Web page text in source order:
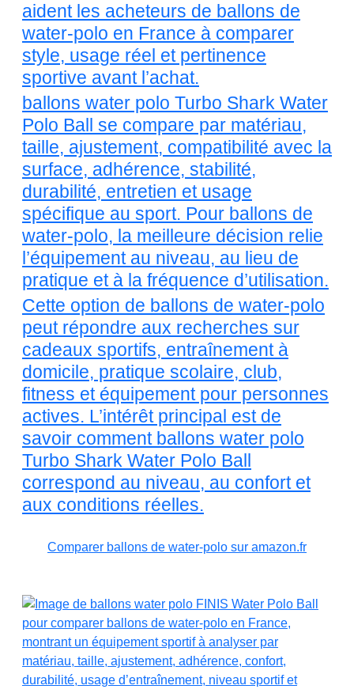
aident les acheteurs de ballons de
water-polo en France à comparer
style, usage réel et pertinence
sportive avant l’achat.
ballons water polo Turbo Shark Water
Polo Ball se compare par matériau,
taille, ajustement, compatibilité avec la
surface, adhérence, stabilité,
durabilité, entretien et usage
spécifique au sport. Pour ballons de
water-polo, la meilleure décision relie
l’équipement au niveau, au lieu de
pratique et à la fréquence d’utilisation.
Cette option de ballons de water-polo
peut répondre aux recherches sur
cadeaux sportifs, entraînement à
domicile, pratique scolaire, club,
fitness et équipement pour personnes
actives. L’intérêt principal est de
savoir comment ballons water polo
Turbo Shark Water Polo Ball
correspond au niveau, au confort et
aux conditions réelles.
Comparer ballons de water-polo sur amazon.fr